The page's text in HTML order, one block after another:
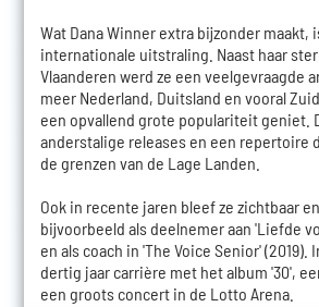
Wat Dana Winner extra bijzonder maakt,
internationale uitstraling. Naast haar
Vlaanderen werd ze een veelgevraagde
meer Nederland, Duitsland en vooral
een opvallend grote populariteit geniet.
anderstalige releases en een repertoire
de grenzen van de Lage Landen.
Ook in recente jaren bleef ze zichtbaar
bijvoorbeeld als deelnemer aan 'Liefde
en als coach in 'The Voice Senior' (2019).
dertig jaar carrière met het album '30',
een groots concert in de Lotto Arena.